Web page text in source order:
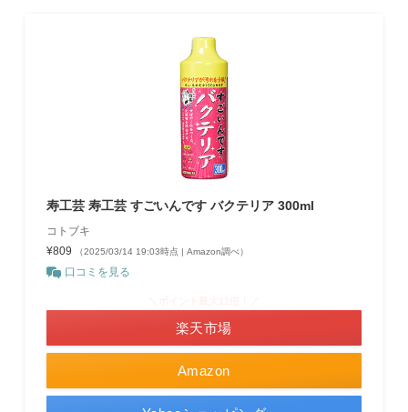
寿工芸 寿工芸 すごいんです バクテリア 300ml
コトブキ
¥809
（2025/03/14 19:03時点 | Amazon調べ）
口コミを見る
Amazon
楽天市場